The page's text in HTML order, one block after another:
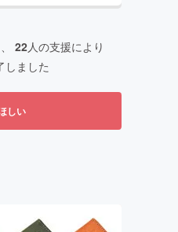
22人の支援により
しました
しい